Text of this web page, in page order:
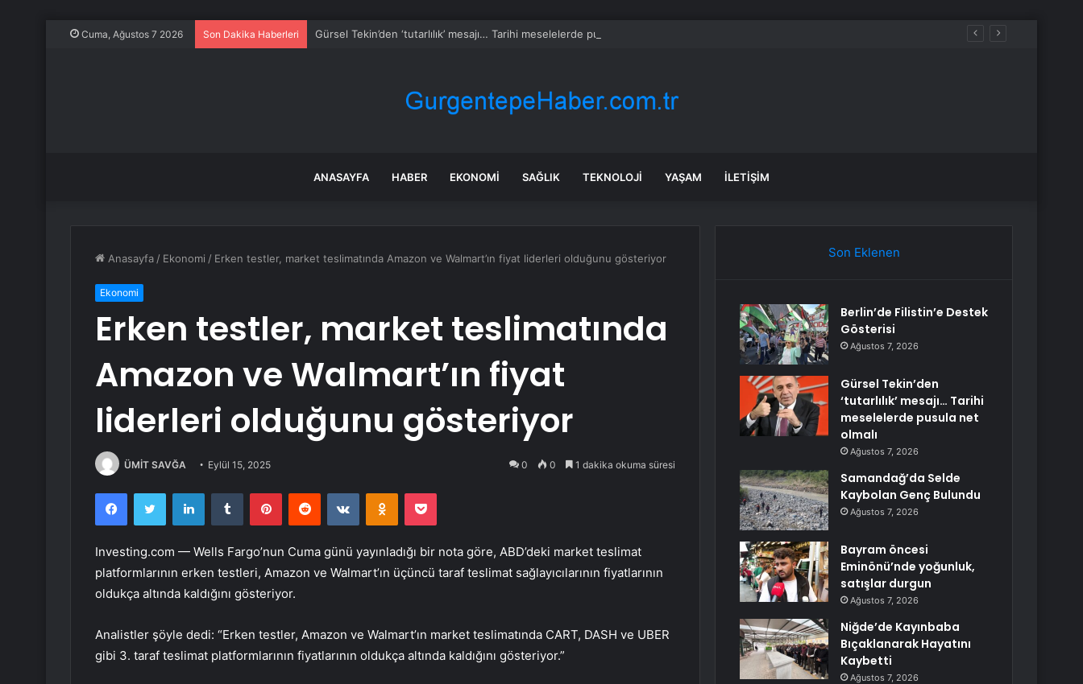
Cuma, Ağustos 7 2026 Son Dakika Haberleri Gürsel Tekin’den ‘tutarlılık’ mesajı… Tarihi meselelerde pusula net olmalı
ANASAYFA HABER EKONOMI SAĞLIK TEKNOLOJI YAŞAM İLETIŞIM
Anasayfa / Ekonomi / Erken testler, market teslimatında Amazon ve Walmart’ın fiyat liderleri olduğunu gösteriyor
Ekonomi
Erken testler, market teslimatında
Amazon ve Walmart’ın fiyat
liderleri olduğunu gösteriyor
ÜMİT SAVĞA Eylül 15, 2025 0 0 1 dakika okuma süresi
FacebookTwitter LinkedInTumblr PinterestReddit VKontakteOdnoklassniki
Pocket
Investing.com — Wells Fargo’nun Cuma günü yayınladığı bir nota göre, ABD’deki market teslimat
platformlarının erken testleri, Amazon ve Walmart’ın üçüncü taraf teslimat sağlayıcılarının fiyatlarının
oldukça altında kaldığını gösteriyor.
Analistler şöyle dedi: “Erken testler, Amazon ve Walmart’ın market teslimatında CART, DASH ve UBER
gibi 3. taraf teslimat platformlarının fiyatlarının oldukça altında kaldığını gösteriyor.”
Son Eklenen
Berlin’de Filistin’e Destek
Gösterisi
Ağustos 7, 2026
Gürsel Tekin’den
‘tutarlılık’ mesajı… Tarihi
meselelerde pusula net
olmalı
Ağustos 7, 2026
Samandağ’da Selde
Kaybolan Genç Bulundu
Ağustos 7, 2026
Bayram öncesi
Eminönü’nde yoğunluk,
satışlar durgun
Ağustos 7, 2026
Niğde’de Kayınbaba
Bıçaklanarak Hayatını
Kaybetti
Ağustos 7, 2026